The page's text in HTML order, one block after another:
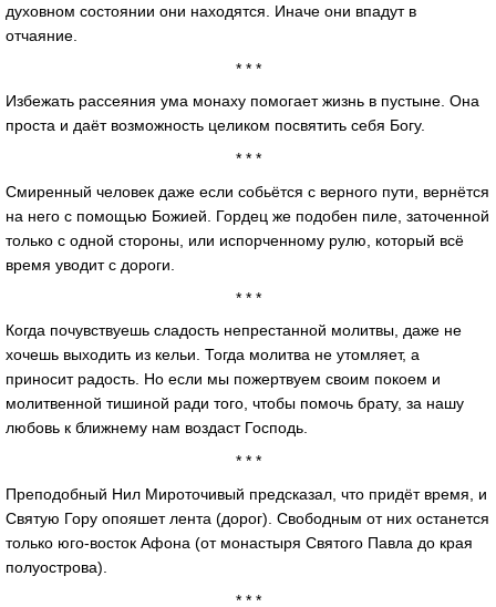
духовном состоянии они находятся. Иначе они впадут в
отчаяние.
* * *
Избежать рассеяния ума монаху помогает жизнь в пустыне. Она
проста и даёт возможность целиком посвятить себя Богу.
* * *
Смиренный человек даже если собьётся с верного пути, вернётся
на него с помощью Божией. Гордец же подобен пиле, заточенной
только с одной стороны, или испорченному рулю, который всё
время уводит с дороги.
* * *
Когда почувствуешь сладость непрестанной молитвы, даже не
хочешь выходить из кельи. Тогда молитва не утомляет, а
приносит радость. Но если мы пожертвуем своим покоем и
молитвенной тишиной ради того, чтобы помочь брату, за нашу
любовь к ближнему нам воздаст Господь.
* * *
Преподобный Нил Мироточивый предсказал, что придёт время, и
Святую Гору опояшет лента (дорог). Свободным от них останется
только юго-восток Афона (от монастыря Святого Павла до края
полуострова).
* * *